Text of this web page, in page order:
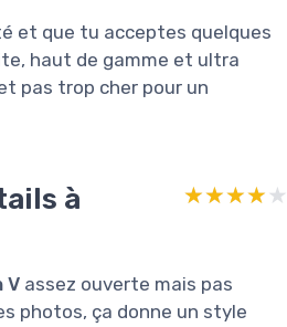
et que tu acceptes quelques
haut de gamme et ultra
pas trop cher pour un
à
★★★★★
★★★★★
V assez ouverte mais pas
photos, ça donne un style